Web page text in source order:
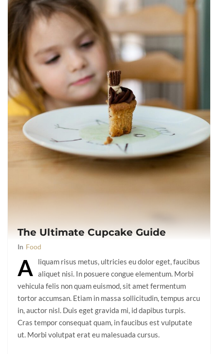
The Ultimate Cupcake Guide
In Food
A
liquam risus metus, ultricies eu dolor eget, faucibus
aliquet nisi. In posuere congue elementum. Morbi
vehicula felis non quam euismod, sit amet fermentum
tortor accumsan. Etiam in massa sollicitudin, tempus arcu
in, auctor nisl. Duis eget gravida mi, id dapibus turpis.
Cras tempor consequat quam, in faucibus est vulputate
ut. Morbi volutpat erat eu malesuada cursus.